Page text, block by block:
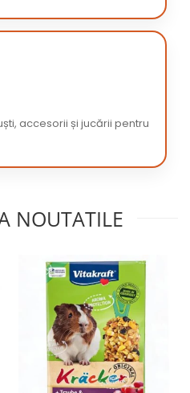
accesorii și jucării pentru
NOUTATILE